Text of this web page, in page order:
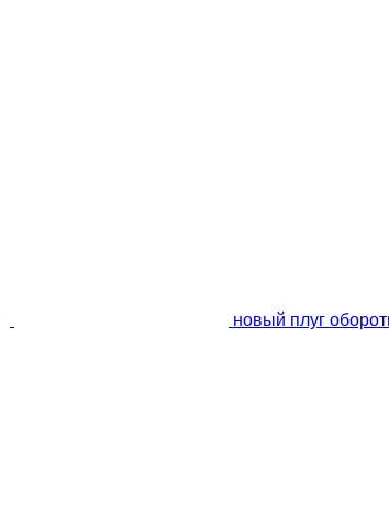
новый плуг